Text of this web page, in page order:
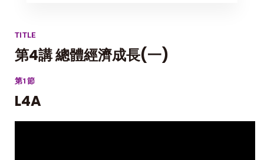
TITLE
第4講 總體經濟成長(一)
第1節
L4A